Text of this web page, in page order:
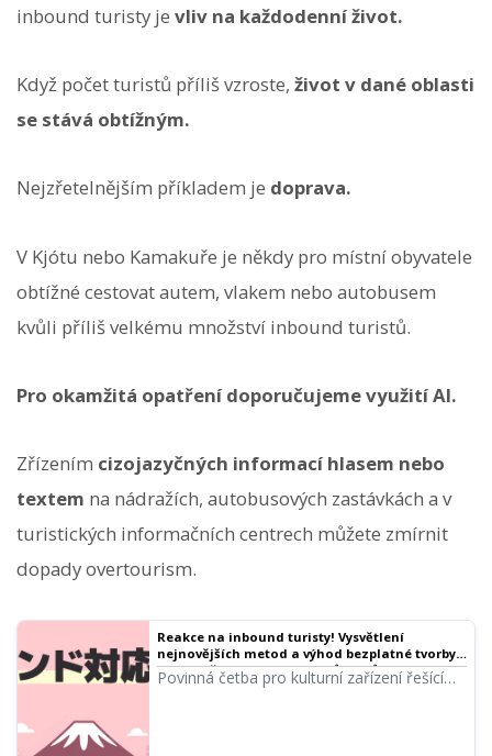
inbound turisty je vliv na každodenní život.
Když počet turistů příliš vzroste, život v dané oblasti
se stává obtížným.
Nejzřetelnějším příkladem je doprava.
V Kjótu nebo Kamakuře je někdy pro místní obyvatele
obtížné cestovat autem, vlakem nebo autobusem
kvůli příliš velkému množství inbound turistů.
Pro okamžitá opatření doporučujeme využití AI.
Zřízením cizojazyčných informací hlasem nebo
textem na nádražích, autobusových zastávkách a v
turistických informačních centrech můžete zmírnit
dopady overtourism.
Reakce na inbound turisty! Vysvětlení
nejnovějších metod a výhod bezplatné tvorby
vícejazyčných hlasových průvodců
Povinná četba pro kulturní zařízení řešící